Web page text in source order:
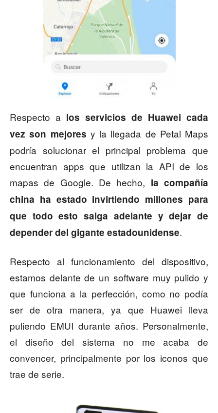
Respecto a los servicios de Huawei cada
vez son mejores y la llegada de Petal Maps
podría solucionar el principal problema que
encuentran apps que utilizan la API de los
mapas de Google. De hecho, la compañía
china ha estado invirtiendo millones para
que todo esto salga adelante y dejar de
depender del gigante estadounidense.
Respecto al funcionamiento del dispositivo,
estamos delante de un software muy pulido y
que funciona a la perfección, como no podía
ser de otra manera, ya que Huawei lleva
puliendo EMUI durante años. Personalmente,
el diseño del sistema no me acaba de
convencer, principalmente por los iconos que
trae de serie.